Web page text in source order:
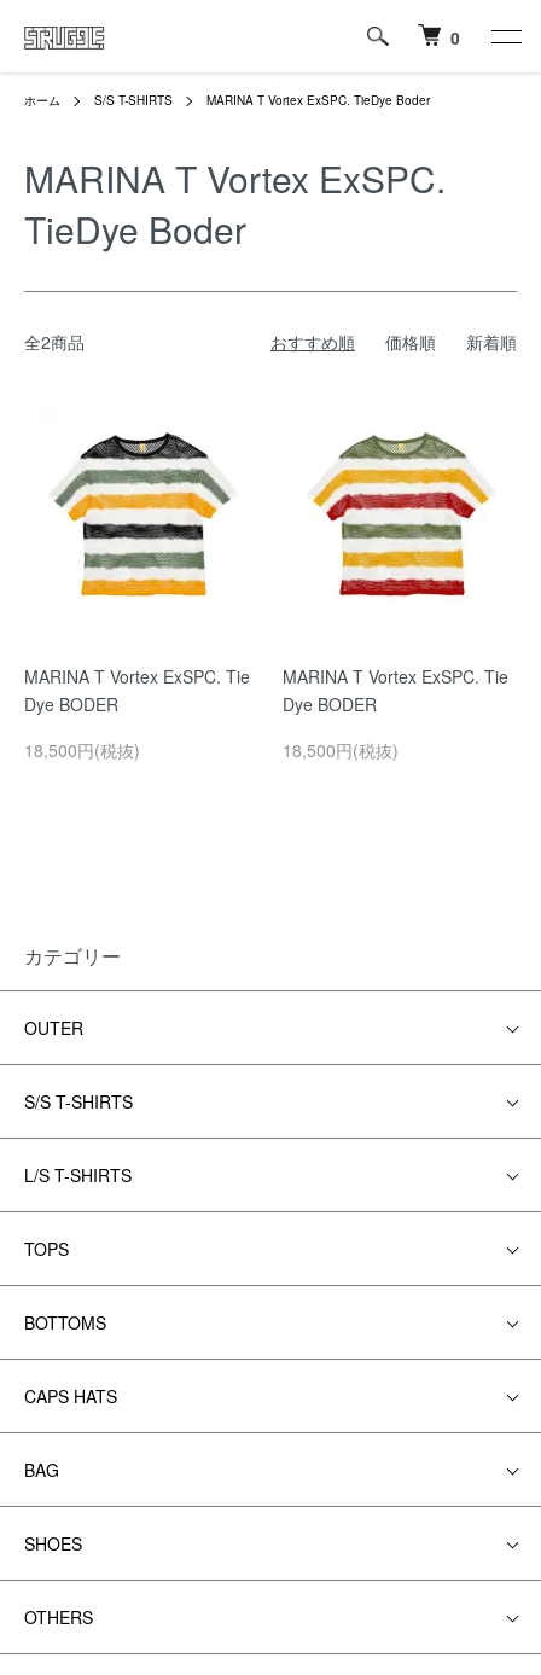
0
ホーム S/S T-SHIRTS MARINA T Vortex ExSPC. TieDye Boder
MARINA T Vortex ExSPC.
TieDye Boder
全2商品 おすすめ順 価格順 新着順
MARINA T Vortex ExSPC. Tie
Dye BODER
18,500円(税抜)
MARINA T Vortex ExSPC. Tie
Dye BODER
18,500円(税抜)
カテゴリー
OUTER
S/S T-SHIRTS
L/S T-SHIRTS
TOPS
BOTTOMS
CAPS HATS
BAG
SHOES
OTHERS